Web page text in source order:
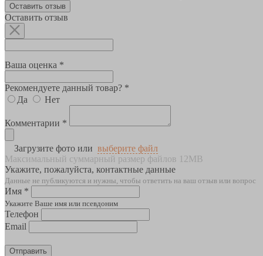
Оставить отзыв
Оставить отзыв
Ваша оценка *
Рекомендуете данный товар? *
Да
Нет
Комментарии *
Загрузите фото или выберите файл
Максимальный суммарный размер файлов 12MB
Укажите, пожалуйста, контактные данные
Данные не публикуются и нужны, чтобы ответить на ваш отзыв или вопрос
Имя *
Укажите Ваше имя или псевдоним
Телефон
Email
Отправить